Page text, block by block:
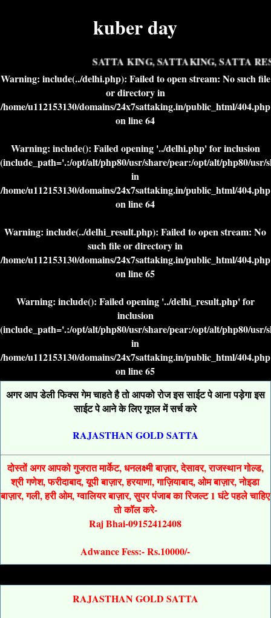
kuber day
SATTA KING, SATTAKING, SATTA
Warning: include(../delhi.php): Failed to open stream: No such file
or directory in
/home/u112153130/domains/24x7sattaking.in/public_html/404.php
on line64
Warning: include(): Failed opening '../delhi.php' for inclusion
(include_path='.:/opt/alt/php80/usr/share/pear:/opt/alt/php80/
in
/home/u112153130/domains/24x7sattaking.in/public_html/404.php
on line64
Warning: include(../delhi_result.php): Failed to open stream: No
such file or directory in
/home/u112153130/domains/24x7sattaking.in/public_html/404.php
on line65
Warning: include(): Failed opening '../delhi_result.php' for
inclusion
(include_path='.:/opt/alt/php80/usr/share/pear:/opt/alt/php80/
in
/home/u112153130/domains/24x7sattaking.in/public_html/404.php
on line65
अगर आप डेली फिक्स गेम चाहते है तो आपको रोज इस साईट पे आना पड़ेगा इस
साईट पे आने के लिए गूगल में सर्च करे
RAJASTHAN GOLD SATTA
दोस्तों अगर आपको गुजरात मार्केट, धनलक्ष्मी बाज़ार, देसावर, राजस्थान गोल्ड,
श्री गणेश, फरीदाबाद, यूपी बाज़ार, हरयाणा, गाज़ियाबाद, ओम बाज़ार, नोइडा
बाज़ार, गली, हरी ओम, ग्वालियर बाज़ार, सुपर पंजाब का रिजल्ट 1 घंटे पहले चाहिए
तो कॉल करे-
Raj Bhai-09152412408
Adwance Fess:- Rs.10000/-
RAJASTHAN GOLD SATTA